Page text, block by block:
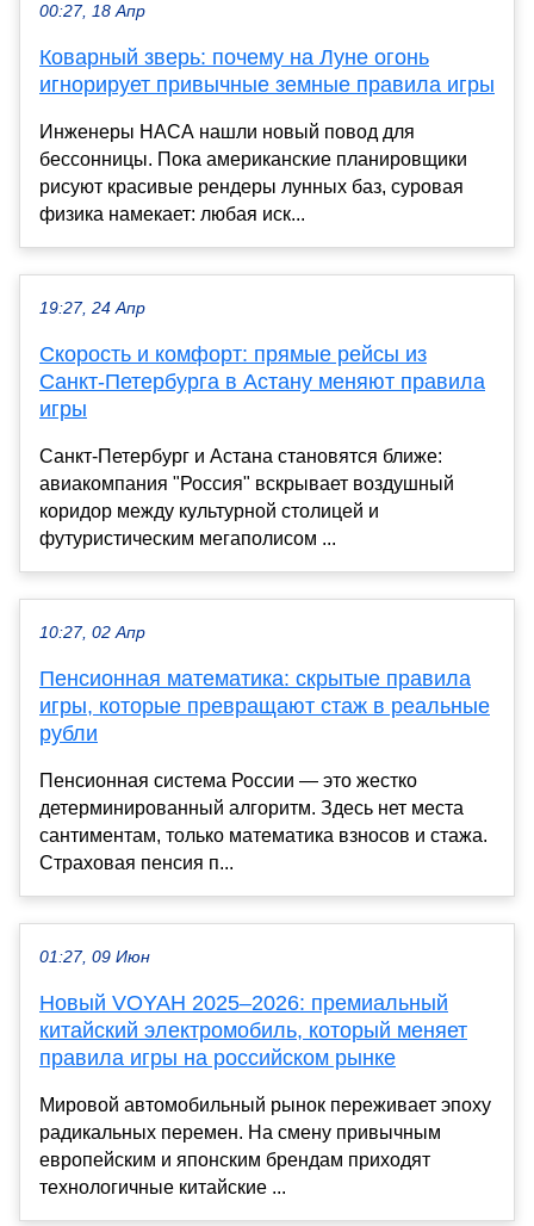
00:27, 18 Апр
Коварный зверь: почему на Луне огонь
игнорирует привычные земные правила игры
Инженеры НАСА нашли новый повод для
бессонницы. Пока американские планировщики
рисуют красивые рендеры лунных баз, суровая
физика намекает: любая иск...
19:27, 24 Апр
Скорость и комфорт: прямые рейсы из
Санкт-Петербурга в Астану меняют правила
игры
Санкт-Петербург и Астана становятся ближе:
авиакомпания "Россия" вскрывает воздушный
коридор между культурной столицей и
футуристическим мегаполисом ...
10:27, 02 Апр
Пенсионная математика: скрытые правила
игры, которые превращают стаж в реальные
рубли
Пенсионная система России — это жестко
детерминированный алгоритм. Здесь нет места
сантиментам, только математика взносов и стажа.
Страховая пенсия п...
01:27, 09 Июн
Новый VOYAH 2025–2026: премиальный
китайский электромобиль, который меняет
правила игры на российском рынке
Мировой автомобильный рынок переживает эпоху
радикальных перемен. На смену привычным
европейским и японским брендам приходят
технологичные китайские ...